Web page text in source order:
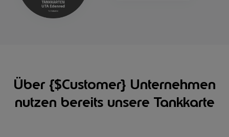
Über {$Customer} Unternehmen
nutzen bereits unsere Tankkarte